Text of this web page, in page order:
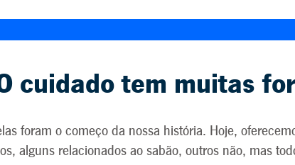
cuidado tem muitas
foram o começo da nossa história. Hoje,
alguns relacionados ao sabão, outros não, mas